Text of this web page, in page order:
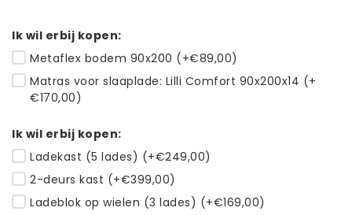
Ik wil erbij kopen:
Metaflex bodem 90x200 (+€89,00)
Matras voor slaaplade: Lilli Comfort 90x200x14 (+
€170,00)
Ik wil erbij kopen:
Ladekast (5 lades) (+€249,00)
2-deurs kast (+€399,00)
Ladeblok op wielen (3 lades) (+€169,00)